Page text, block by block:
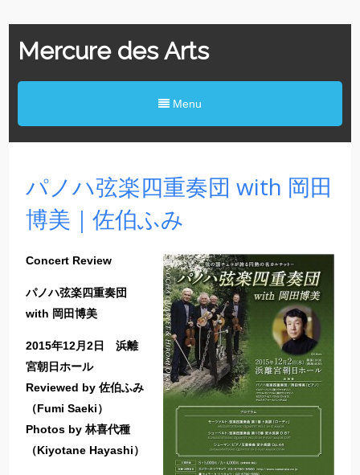
Mercure des Arts
Menu
パノハ弦楽四重奏団 with 岡田
博美｜佐伯ふみ
Concert Review
パノハ弦楽四重奏団
with 岡田博美
2015年12月2日 浜離
宮朝日ホール
Reviewed by 佐伯ふみ
（Fumi Saeki）
Photos by 林喜代種
（Kiyotane Hayashi）